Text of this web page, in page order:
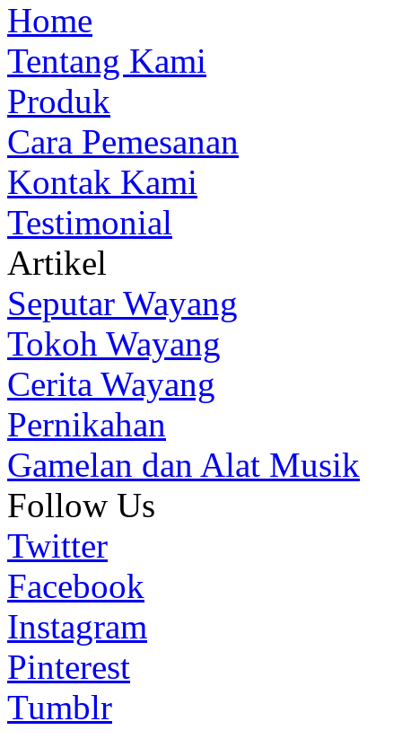
Home
Tentang Kami
Produk
Cara Pemesanan
Kontak Kami
Testimonial
Artikel
Seputar Wayang
Tokoh Wayang
Cerita Wayang
Pernikahan
Gamelan dan Alat Musik
Follow Us
Twitter
Facebook
Instagram
Pinterest
Tumblr